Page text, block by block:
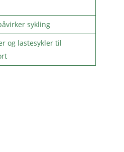
sykling
og lastesykler til